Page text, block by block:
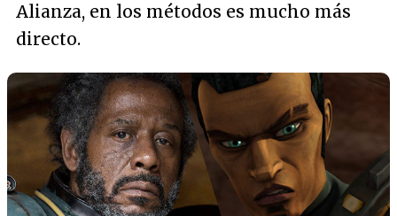
Alianza, en los métodos es mucho más
directo.